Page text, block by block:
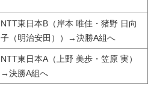
NTT東日本B（岸本 唯佳・猪野 日向
子（明治安田））→決勝A組へ
NTT東日本A（上野 美歩・笠原 実）
→決勝A組へ